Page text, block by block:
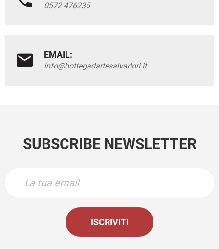
0572 476235
EMAIL:
info@bottegadartesalvadori.it
SUBSCRIBE NEWSLETTER
ISCRIVITI